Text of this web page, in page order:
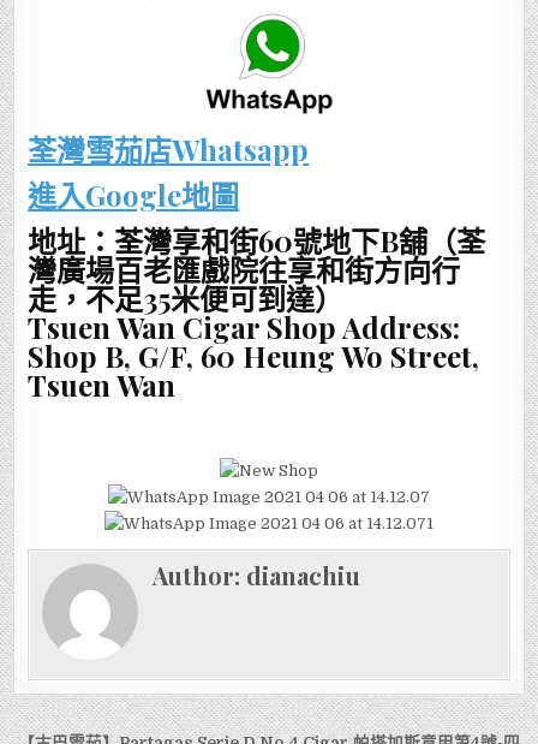
荃灣雪茄店Whatsapp
進入Google地圖
地址：荃灣享和街60號地下B舖（荃
灣廣場百老匯戲院往享和街方向行
走，不足35米便可到達）
Tsuen Wan Cigar Shop Address:
Shop B, G/F, 60 Heung Wo Street,
Tsuen Wan
Author: dianachiu